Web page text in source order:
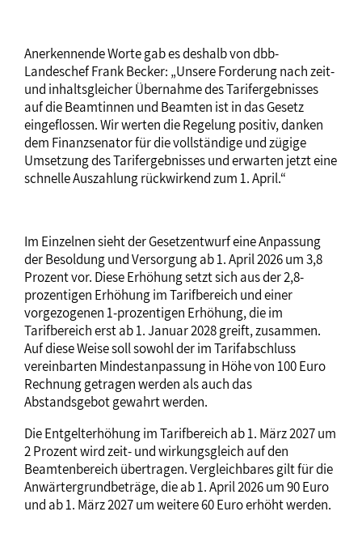
Anerkennende Worte gab es deshalb von dbb-
Landeschef Frank Becker: „Unsere Forderung nach zeit-
und inhaltsgleicher Übernahme des Tarifergebnisses
auf die Beamtinnen und Beamten ist in das Gesetz
eingeflossen. Wir werten die Regelung positiv, danken
dem Finanzsenator für die vollständige und zügige
Umsetzung des Tarifergebnisses und erwarten jetzt eine
schnelle Auszahlung rückwirkend zum 1. April.“
Im Einzelnen sieht der Gesetzentwurf eine Anpassung
der Besoldung und Versorgung ab 1. April 2026 um 3,8
Prozent vor. Diese Erhöhung setzt sich aus der 2,8-
prozentigen Erhöhung im Tarifbereich und einer
vorgezogenen 1-prozentigen Erhöhung, die im
Tarifbereich erst ab 1. Januar 2028 greift, zusammen.
Auf diese Weise soll sowohl der im Tarifabschluss
vereinbarten Mindestanpassung in Höhe von 100 Euro
Rechnung getragen werden als auch das
Abstandsgebot gewahrt werden.
Die Entgelterhöhung im Tarifbereich ab 1. März 2027 um
2 Prozent wird zeit- und wirkungsgleich auf den
Beamtenbereich übertragen. Vergleichbares gilt für die
Anwärtergrundbeträge, die ab 1. April 2026 um 90 Euro
und ab 1. März 2027 um weitere 60 Euro erhöht werden.